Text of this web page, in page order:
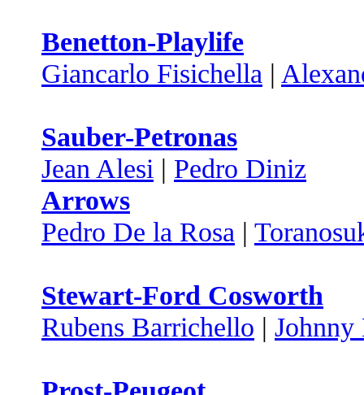
Benetton-Playlife
Giancarlo Fisichella |
Sauber-Petronas
Jean Alesi | Pedro Diniz
Arrows
Pedro De la Rosa |
Stewart-Ford Cosworth
Rubens Barrichello | Johnny